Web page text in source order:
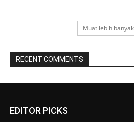
Muat lebih banyak
RECENT COMMENTS
EDITOR PICKS